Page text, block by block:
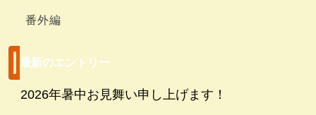
番外編
最新のエントリー
2026年暑中お見舞い申し上げます！